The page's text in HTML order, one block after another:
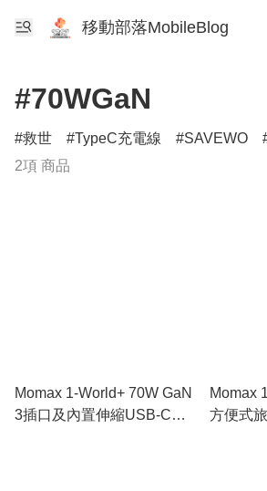
移動部落MobileBlog
#70WGaN
救世 TypeC充電線 SAVEWO
2項 商品
Momax 1-World+ 70W GaN
3插口及內置伸縮USB-C充
Momax
方便式